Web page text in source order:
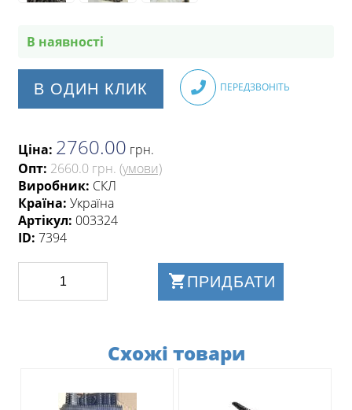
В наявності
В ОДИН КЛИК ПЕРЕДЗВОНІТЬ
Ціна: 2760.00 грн.
Опт: 2660.0 грн. (умови)
Виробник: СКЛ
Країна: Україна
Артікул: 003324
ID: 7394
ПРИДБАТИ
Схожі товари